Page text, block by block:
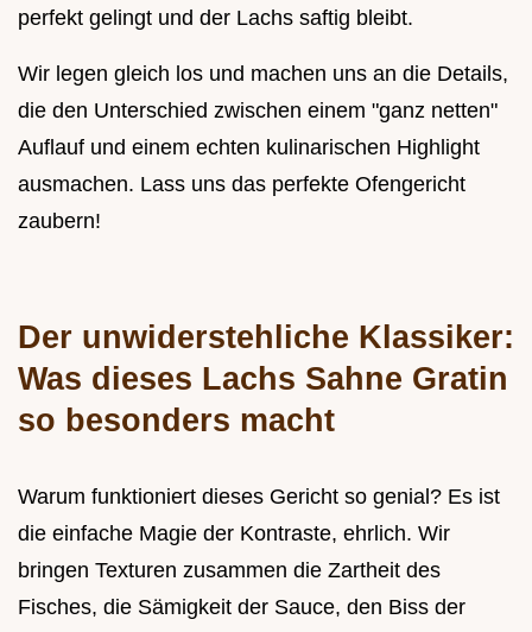
perfekt gelingt und der Lachs saftig bleibt.
Wir legen gleich los und machen uns an die Details,
die den Unterschied zwischen einem "ganz netten"
Auflauf und einem echten kulinarischen Highlight
ausmachen. Lass uns das perfekte Ofengericht
zaubern!
Der unwiderstehliche Klassiker:
Was dieses Lachs Sahne Gratin
so besonders macht
Warum funktioniert dieses Gericht so genial? Es ist
die einfache Magie der Kontraste, ehrlich. Wir
bringen Texturen zusammen die Zartheit des
Fisches, die Sämigkeit der Sauce, den Biss der